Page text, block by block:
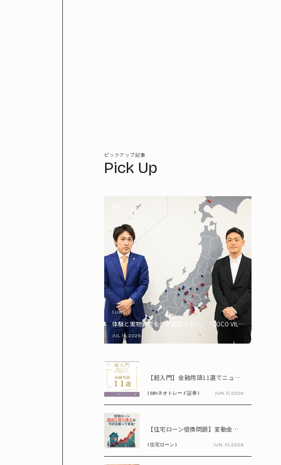
ピックアップ記事
Pick Up
( Life )
体験と実物資産をどう両立するか。「COCO VILLA Owners」
JUL. 16, 2026
PR
【超入門】金融用語11選でニュースが読める！ 知識ゼロからの賢い資産の育て方
( SBIネオトレード証券 ) JUN. 17, 2026
PR
【住宅ローン借換問題】変動金利が上昇中!! 固定に借り換えるなら今が正解って本当? シミュレーションで比較してみよう
( 住宅ローン ) JUN. 01, 2026